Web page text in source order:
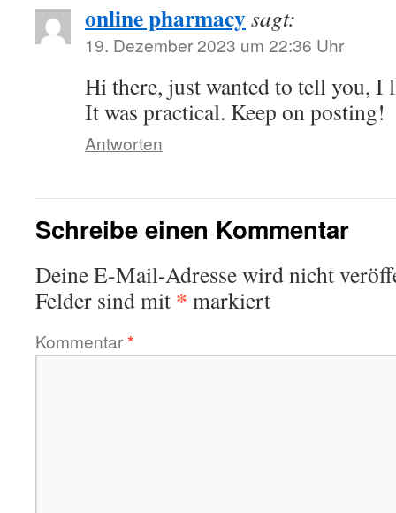
online pharmacysagt:
19. Dezember 2023 um 22:36 Uhr
Hi there, just wanted to tell you, I
It was practical. Keep on posting!
Antworten
Schreibe einen Kommentar
Deine E-Mail-Adresse wird nicht
Felder sind mit * markiert
Kommentar*